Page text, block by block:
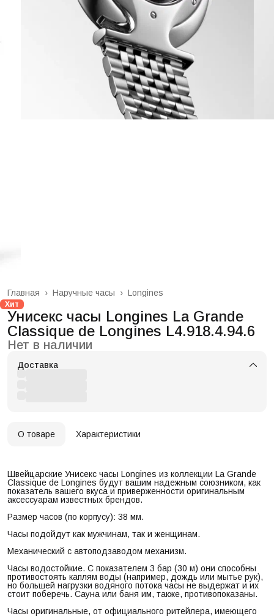
Longines
Наручные часы ›
Главная ›
Хит
Унисекс часы Longines La Grande
Classique de Longines L4.918.4.94.6
Нет в наличии
Доставка
О товаре Характеристики
Швейцарские Унисекс часы Longines из коллекции La Grande
Classique de Longines будут вашим надежным союзником, как
показатель вашего вкуса и приверженности оригинальным
аксессуарам известных брендов.
Размер часов (по корпусу): 38 мм.
Часы подойдут как мужчинам, так и женщинам.
Механический с автоподзаводом механизм.
Часы водостойкие. С показателем 3 бар (30 м) они способны
противостоять каплям воды (например, дождь или мытье рук),
но большей нагрузки водяного потока часы не выдержат и их
стоит поберечь. Сауна или баня им, также, противопоказаны.
Часы оригинальные, от официального ритейлера, имеющего